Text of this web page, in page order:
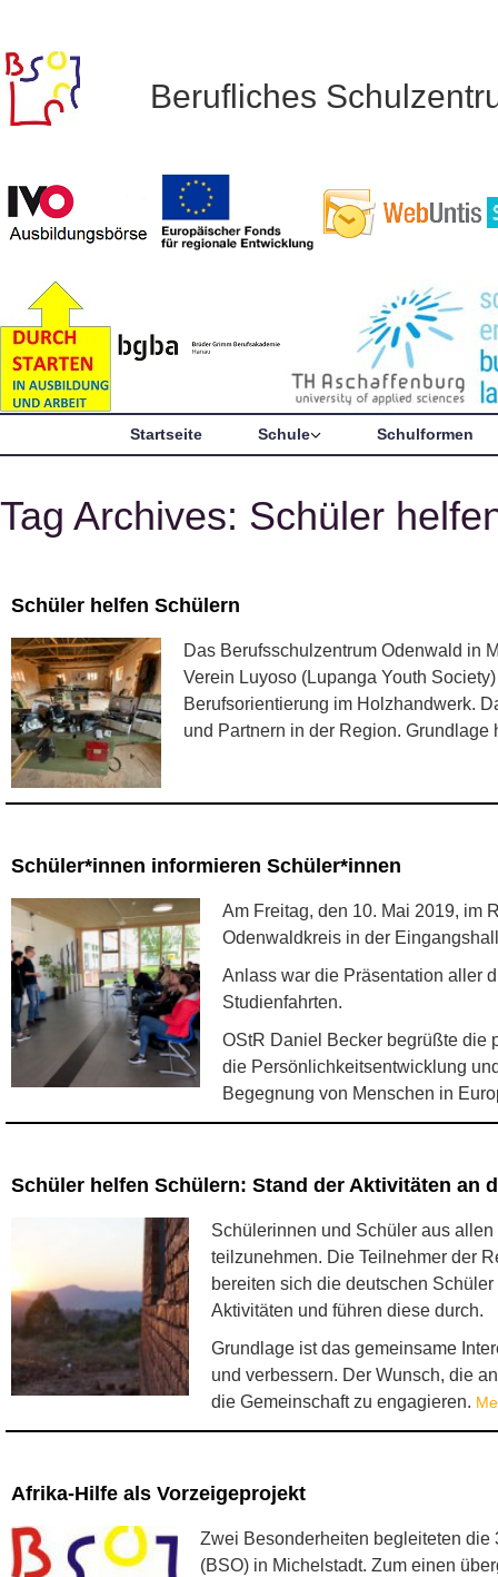
Berufliches
Startseite Schule Schulformen
Tag Archives: Schüler
Schüler helfen Schülern
Das Berufsschulzentrum Odenwald in
Verein Luyoso (Lupanga Youth
Berufsorientierung im Holzhandwerk.
und Partnern in der Region.
Schüler*innen informieren Schüler*innen
Am Freitag, den 10. Mai 2019, im
Odenwaldkreis in der
Anlass war die Präsentation aller
Studienfahrten.
OStR Daniel Becker begrüßte die
die Persönlichkeitsentwicklung
Begegnung von Menschen in
Schüler helfen Schülern: Stand der Aktivitäten an
Schülerinnen und Schüler aus
teilzunehmen. Die Teilnehmer der
bereiten sich die deutschen
Aktivitäten und führen diese durch.
Grundlage ist das gemeinsame
und verbessern. Der Wunsch, die
die Gemeinschaft zu engagieren.
Afrika-Hilfe als Vorzeigeprojekt
Zwei Besonderheiten begleiteten die
(BSO) in Michelstadt. Zum einen